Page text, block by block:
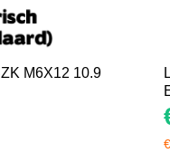
M6X12 10.9